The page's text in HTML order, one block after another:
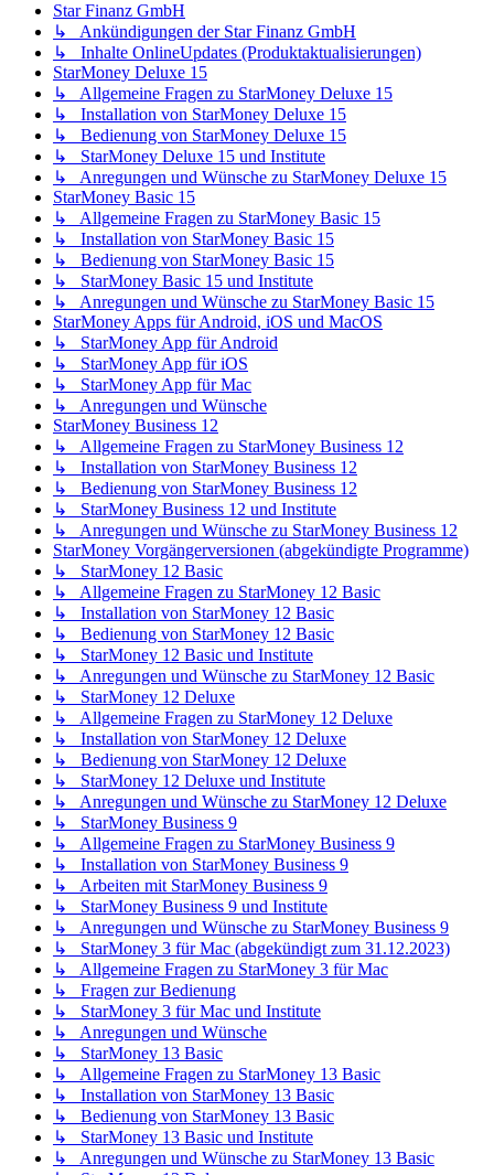
Star Finanz GmbH
↳ Ankündigungen der Star Finanz GmbH
↳ Inhalte OnlineUpdates (Produktaktualisierungen)
StarMoney Deluxe 15
↳ Allgemeine Fragen zu StarMoney Deluxe 15
↳ Installation von StarMoney Deluxe 15
↳ Bedienung von StarMoney Deluxe 15
↳ StarMoney Deluxe 15 und Institute
↳ Anregungen und Wünsche zu StarMoney Deluxe 15
StarMoney Basic 15
↳ Allgemeine Fragen zu StarMoney Basic 15
↳ Installation von StarMoney Basic 15
↳ Bedienung von StarMoney Basic 15
↳ StarMoney Basic 15 und Institute
↳ Anregungen und Wünsche zu StarMoney Basic 15
StarMoney Apps für Android, iOS und MacOS
↳ StarMoney App für Android
↳ StarMoney App für iOS
↳ StarMoney App für Mac
↳ Anregungen und Wünsche
StarMoney Business 12
↳ Allgemeine Fragen zu StarMoney Business 12
↳ Installation von StarMoney Business 12
↳ Bedienung von StarMoney Business 12
↳ StarMoney Business 12 und Institute
↳ Anregungen und Wünsche zu StarMoney Business 12
StarMoney Vorgängerversionen (abgekündigte Programme)
↳ StarMoney 12 Basic
↳ Allgemeine Fragen zu StarMoney 12 Basic
↳ Installation von StarMoney 12 Basic
↳ Bedienung von StarMoney 12 Basic
↳ StarMoney 12 Basic und Institute
↳ Anregungen und Wünsche zu StarMoney 12 Basic
↳ StarMoney 12 Deluxe
↳ Allgemeine Fragen zu StarMoney 12 Deluxe
↳ Installation von StarMoney 12 Deluxe
↳ Bedienung von StarMoney 12 Deluxe
↳ StarMoney 12 Deluxe und Institute
↳ Anregungen und Wünsche zu StarMoney 12 Deluxe
↳ StarMoney Business 9
↳ Allgemeine Fragen zu StarMoney Business 9
↳ Installation von StarMoney Business 9
↳ Arbeiten mit StarMoney Business 9
↳ StarMoney Business 9 und Institute
↳ Anregungen und Wünsche zu StarMoney Business 9
↳ StarMoney 3 für Mac (abgekündigt zum 31.12.2023)
↳ Allgemeine Fragen zu StarMoney 3 für Mac
↳ Fragen zur Bedienung
↳ StarMoney 3 für Mac und Institute
↳ Anregungen und Wünsche
↳ StarMoney 13 Basic
↳ Allgemeine Fragen zu StarMoney 13 Basic
↳ Installation von StarMoney 13 Basic
↳ Bedienung von StarMoney 13 Basic
↳ StarMoney 13 Basic und Institute
↳ Anregungen und Wünsche zu StarMoney 13 Basic